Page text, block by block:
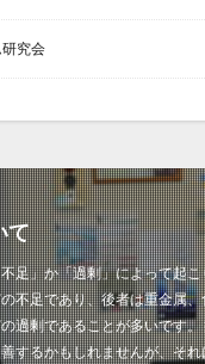
究会
て
足」か「過剰」によって起こ
不足であり、後者は重金属
過剰であることが多いです。
するかもしれませんが、そ